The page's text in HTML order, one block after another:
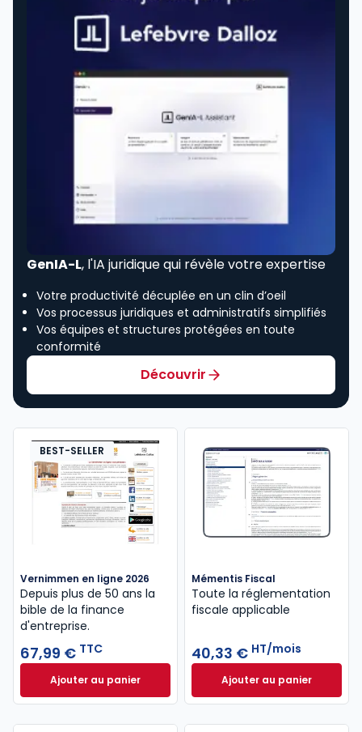
GenIA-L, l'IA juridique qui révèle votre expertise
Votre productivité décuplée en un clin d’oeil
Vos processus juridiques et administratifs simplifiés
Vos équipes et structures protégées en toute
conformité
Découvrir
BEST-SELLER
Vernimmen en ligne 2026
Depuis plus de 50 ans la
bible de la finance
d'entreprise.
67,99 € TTC
Ajouter au panierVernimmen en ligne 2026 à 67,99 € TTC
Mémentis Fiscal
Toute la réglementation
fiscale applicable
40,33 € HT/mois
Ajouter au panier
Mémentis Fiscal